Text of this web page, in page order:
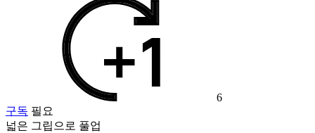
6
구독 필요
넓은 그립으로 풀업